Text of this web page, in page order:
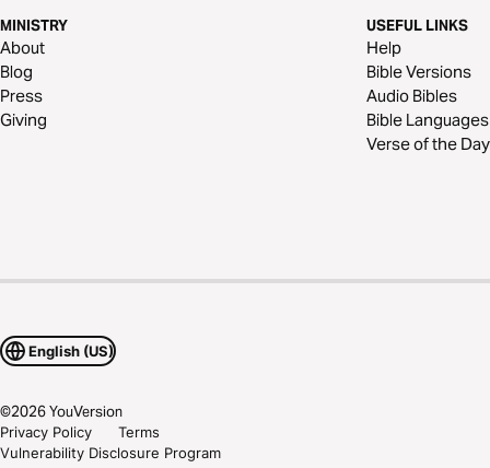
MINISTRY
About
Blog
Press
Giving
USEFUL LINKS
Help
Bible Versions
Audio Bibles
Bible Languages
Verse of the Day
English (US)
©2026YouVersion
Privacy Policy
Terms
Vulnerability Disclosure Program